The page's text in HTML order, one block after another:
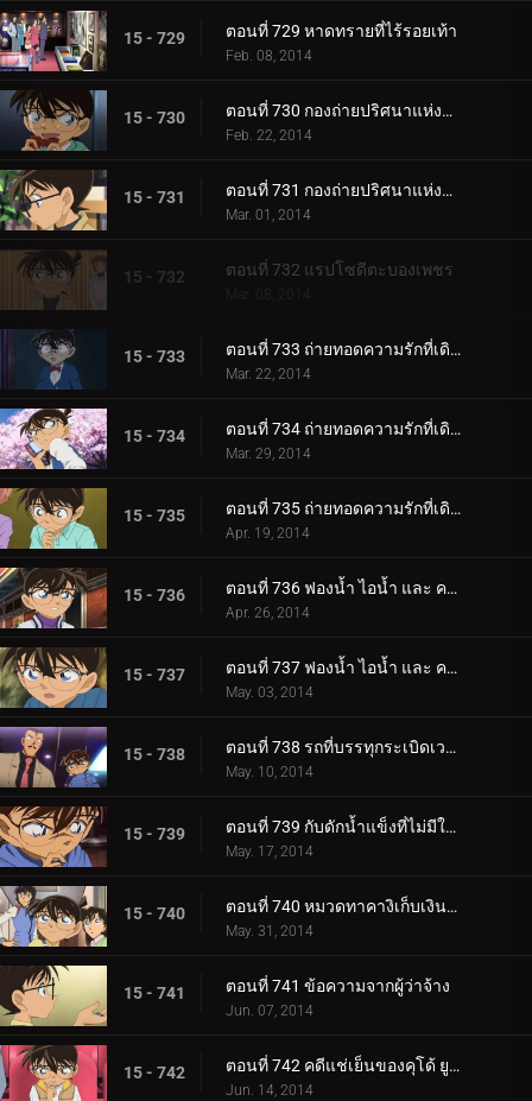
15 - 729 ตอนที่ 729 หาดทรายที่ไร้รอยเท้า
Feb. 08, 2014
15 - 730 ตอนที่ 730 กองถ่ายปริศนาแห่งนางาซากิ (ตอน 1)
Feb. 22, 2014
15 - 731 ตอนที่ 731 กองถ่ายปริศนาแห่งนางาซากิ (ตอน 2)
Mar. 01, 2014
15 - 732 ตอนที่ 732 แรปโซดีตะบองเพชร
Mar. 08, 2014
15 - 733 ตอนที่ 733 ถ่ายทอดความรักที่เดิมพันด้วยชีวิต (ตอน 1)
Mar. 22, 2014
15 - 734 ตอนที่ 734 ถ่ายทอดความรักที่เดิมพันด้วยชีวิต (ตอน 2)
Mar. 29, 2014
15 - 735 ตอนที่ 735 ถ่ายทอดความรักที่เดิมพันด้วยชีวิต (ตอน 3)
Apr. 19, 2014
15 - 736 ตอนที่ 736 ฟองน้ำ ไอน้ำ และ ควัน (ตอน 1)
Apr. 26, 2014
15 - 737 ตอนที่ 737 ฟองน้ำ ไอน้ำ และ ควัน (ตอน 2)
May. 03, 2014
15 - 738 ตอนที่ 738 รถที่บรรทุกระเบิดเวลา
May. 10, 2014
15 - 739 ตอนที่ 739 กับดักน้ำแข็งที่ไม่มีใครละลายได้
May. 17, 2014
15 - 740 ตอนที่ 740 หมวดทาคางิเก็บเงินสามสิบล้าน
May. 31, 2014
15 - 741 ตอนที่ 741 ข้อความจากผู้ว่าจ้าง
Jun. 07, 2014
15 - 742 ตอนที่ 742 คดีแช่เย็นของคุโด้ ยูซากุ (ตอน 1)
Jun. 14, 2014